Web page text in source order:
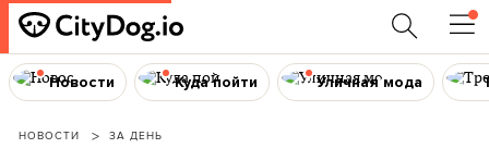
Новости Куда пойти Уличная мода
НОВОСТИ ЗА ДЕНЬ